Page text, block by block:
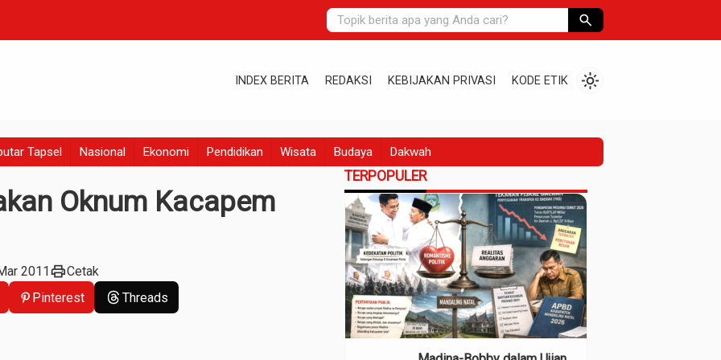
search
INDEX BERITA REDAKSI KEBIJAKAN PRIVASI KODE ETIK light_mode
Tapsel Nasional Ekonomi Pendidikan Wisata Budaya Dakwah
Oknum Kacapem
2011printCetak
Pinterest Threads
TERPOPULER